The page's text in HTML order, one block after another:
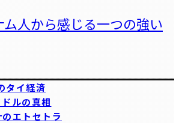
人から感じる一つの強い
タイ経済
ルの真相
エトセトラ